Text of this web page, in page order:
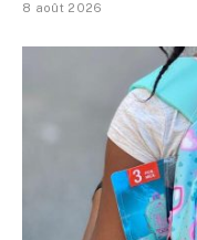
8 août 2026